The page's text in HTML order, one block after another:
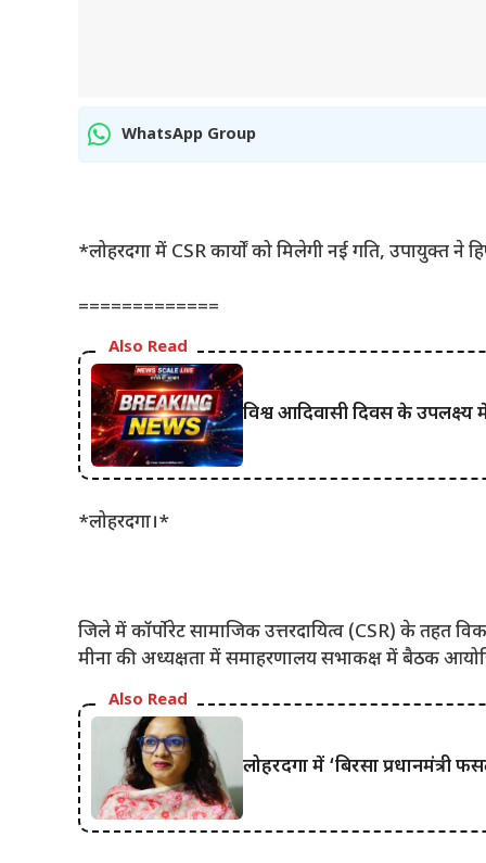
WhatsApp Group
*लोहरदगा में CSR कार्यों को मिलेगी नई गति, उपायुक्त ने
=============
Also Read
विश्व आदिवासी दिवस के उपलक्ष्य
*लोहरदगा।*
जिले में कॉर्पोरेट सामाजिक उत्तरदायित्व (CSR) के तहत
मीना की अध्यक्षता में समाहरणालय सभाकक्ष में बैठक
Also Read
लोहरदगा में ‘बिरसा